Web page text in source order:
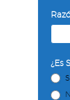
¿Es